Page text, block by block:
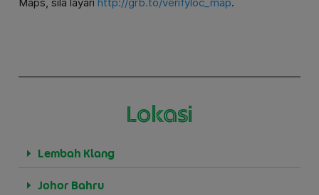
Lokasi
Lembah Klang
Johor Bahru